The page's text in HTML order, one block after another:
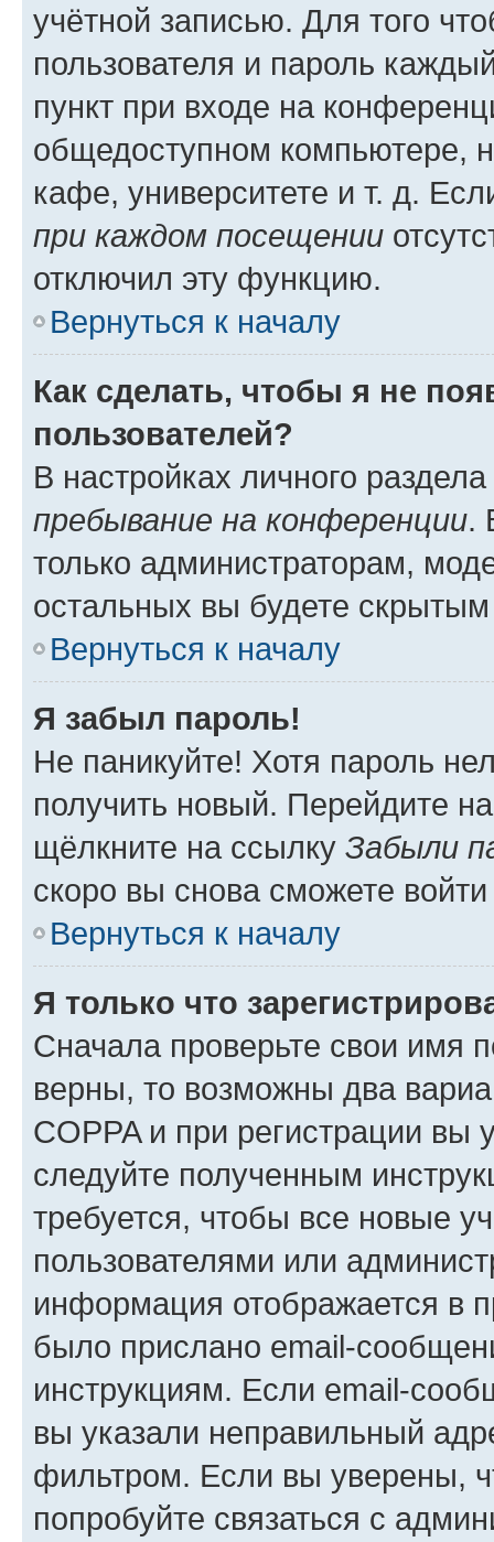
учётной записью. Для того
пользователя и пароль
пункт при входе на
общедоступном компьютере,
кафе, университете и т. д.
при каждом посещении
отключил эту функцию.
Вернуться к началу
Как сделать, чтобы я не
пользователей?
В настройках личного
пребывание на конференции.
только администраторам,
остальных вы будете
Вернуться к началу
Я забыл пароль!
Не паникуйте! Хотя пароль
получить новый. Перейдите
щёлкните на ссылку Забыли
скоро вы снова сможете
Вернуться к началу
Я только что
Сначала проверьте свои имя
верны, то возможны два
COPPA и при регистрации вы
следуйте полученным
требуется, чтобы все новые
пользователями или
информация отображается в
было прислано email-
инструкциям. Если email-
вы указали неправильный
фильтром. Если вы уверены,
попробуйте связаться с